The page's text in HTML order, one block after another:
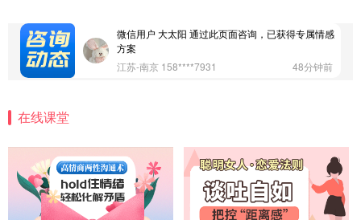
微信用户 大太阳 通过此页面咨询，已获得专属情感
方案
江苏-南京 158****7931
48分钟前
情感方案
北京-朝阳 151****3189
22分钟前
微信用户 巧?媚儿 通过此页面咨询，已获得专属情感
方案
在线课堂